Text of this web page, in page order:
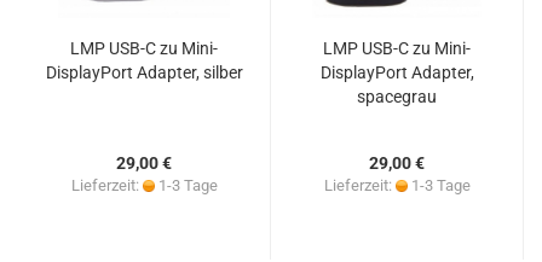
LMP USB-C zu Mini-
DisplayPort Adapter, silber
29,00 €
Lieferzeit: 1-3 Tage
LMP USB-C zu Mini-
DisplayPort Adapter,
spacegrau
29,00 €
Lieferzeit: 1-3 Tage